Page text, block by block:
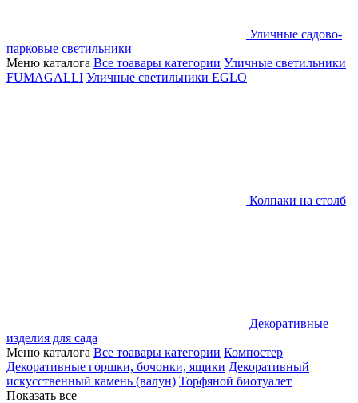
Уличные садово-
парковые светильники
Меню каталога Все тоавары категории Уличные светильники
FUMAGALLI Уличные светильники EGLO
Колпаки на столб
Декоративные
изделия для сада
Меню каталога Все тоавары категории Компостер
Декоративные горшки, бочонки, ящики Декоративный
искусственный камень (валун) Торфяной биотуалет
Показать все